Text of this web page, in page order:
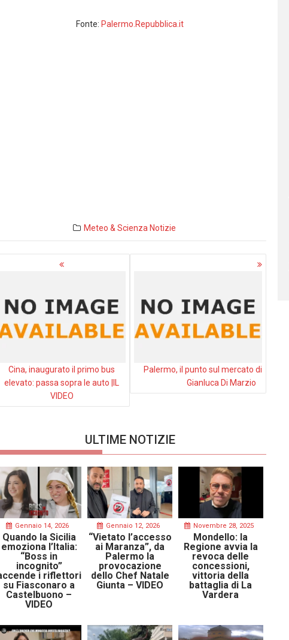
Fonte: Palermo.Repubblica.it
Meteo & Scienza Notizie
Cina, inaugurato il primo bus
elevato: passa sopra le auto |IL
VIDEO
Palermo, il punto sul mercato di
Gianluca Di Marzio
ULTIME NOTIZIE
Gennaio 14, 2026
Quando la Sicilia
emoziona l’Italia:
“Boss in
incognito”
i riflettori
su Fiasconaro a
Castelbuono –
VIDEO
Gennaio 12, 2026
“Vietato l’accesso
ai Maranza”, da
Palermo la
provocazione
dello Chef Natale
Giunta – VIDEO
Novembre 28, 2025
Mondello: la
Regione avvia la
revoca delle
concessioni,
vittoria della
battaglia di La
Vardera